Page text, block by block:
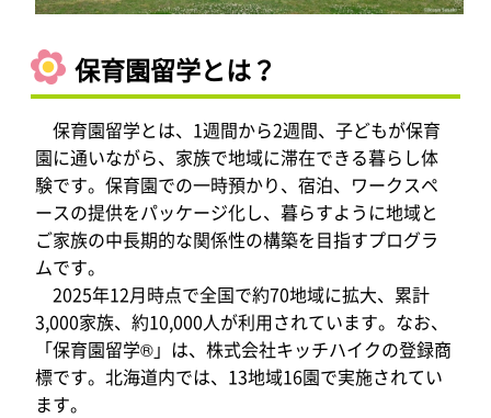
保育園留学とは？
保育園留学とは、1週間から2週間、子どもが保育
園に通いながら、家族で地域に滞在できる暮らし体
験です。保育園での一時預かり、宿泊、ワークスペ
ースの提供をパッケージ化し、暮らすように地域と
ご家族の中長期的な関係性の構築を目指すプログラ
ムです。
2025年12月時点で全国で約70地域に拡大、累計
3,000家族、約10,000人が利用されています。なお、
「保育園留学®」は、株式会社キッチハイクの登録商
標です。北海道内では、13地域16園で実施されてい
ます。